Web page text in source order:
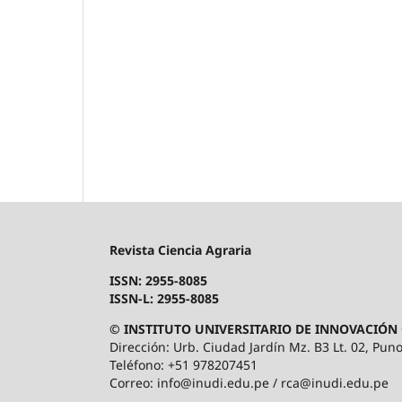
Revista Ciencia Agraria
ISSN: 2955-8085
ISSN-L: 2955-8085
© INSTITUTO UNIVERSITARIO DE
Dirección: Urb. Ciudad Jardín Mz. B3 Lt. 02,
Teléfono: +51 978207451
Correo: info@inudi.edu.pe / rca@inudi.edu.pe